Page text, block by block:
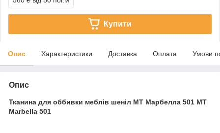
Купити
Опис Характеристики Доставка Оплата Умови
Опис
Тканина для оббивки меблів шеніл МТ Марбелла 501 MT
Marbella 501